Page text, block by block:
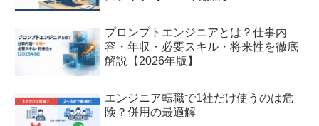
プロンプトエンジニアとは？仕事内
容・年収・必要スキル・将来性を徹底
解説【2026年版】
エンジニア転職で1社だけ使うのは危
険？併用の最適解